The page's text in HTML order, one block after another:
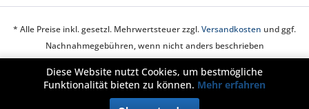
* Alle Preise inkl. gesetzl. Mehrwertsteuer zzgl.Versandkosten und ggf.
Nachnahmegebühren, wenn nicht anders beschrieben
Cookie-Einstellungen Über uns Hilfe / Support
Kontakt
Widerrufsrecht Datenschutz
Diese Website nutzt Cookies, um bestmögliche
Funktionalität bieten zu können. Mehr erfahren